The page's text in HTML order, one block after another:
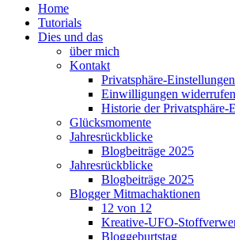
Home
Tutorials
Dies und das
über mich
Kontakt
Privatsphäre-
Einwilligungen widerrufen
Historie der Privatsphäre-
Glücksmomente
Jahresrückblicke
Blogbeiträge 2025
Jahresrückblicke
Blogbeiträge 2025
Blogger Mitmachaktionen
12 von 12
Kreative-UFO-
Bloggeburtstag